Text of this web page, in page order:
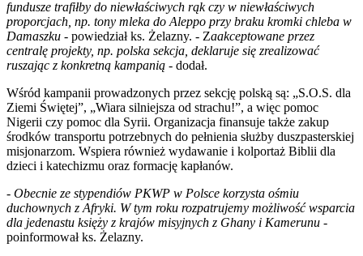
fundusze trafiłby do niewłaściwych rąk czy w niewłaściwych
proporcjach, np. tony mleka do Aleppo przy braku kromki chleba w
Damaszku - powiedział ks. Żelazny. - Zaakceptowane przez
centralę projekty, np. polska sekcja, deklaruje się zrealizować
ruszając z konkretną kampanią - dodał.
Wśród kampanii prowadzonych przez sekcję polską są: „S.O.S. dla
Ziemi Świętej”, „Wiara silniejsza od strachu!”, a więc pomoc
Nigerii czy pomoc dla Syrii. Organizacja finansuje także zakup
środków transportu potrzebnych do pełnienia służby duszpasterskiej
misjonarzom. Wspiera również wydawanie i kolportaż Biblii dla
dzieci i katechizmu oraz formację kapłanów.
- Obecnie ze stypendiów PKWP w Polsce korzysta ośmiu
duchownych z Afryki. W tym roku rozpatrujemy możliwość wsparcia
dla jedenastu księży z krajów misyjnych z Ghany i Kamerunu -
poinformował ks. Żelazny.